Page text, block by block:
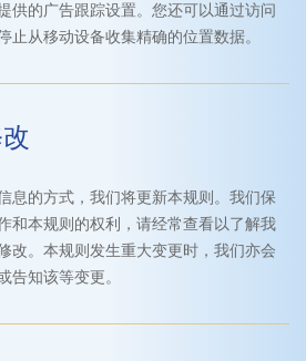
供的广告跟踪设置。您还可以通过访问
止从移动设备收集精确的位置数据。
息的方式，我们将更新本规则。我们保
和本规则的权利，请经常查看以了解我
改。本规则发生重大变更时，我们亦会
告知该等变更。